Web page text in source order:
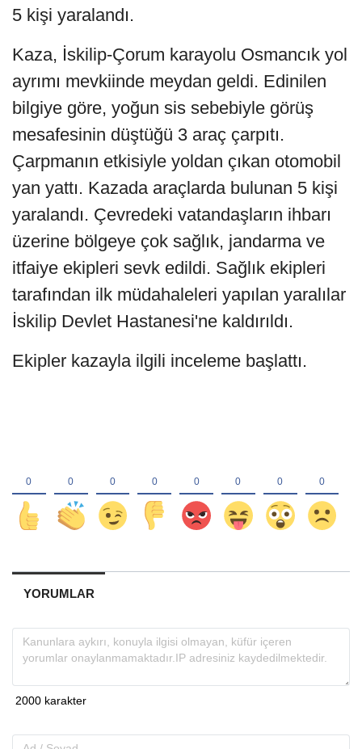
5 kişi yaralandı.
Kaza, İskilip-Çorum karayolu Osmancık yol
ayrımı mevkiinde meydan geldi. Edinilen
bilgiye göre, yoğun sis sebebiyle görüş
mesafesinin düştüğü 3 araç çarpıtı.
Çarpmanın etkisiyle yoldan çıkan otomobil
yan yattı. Kazada araçlarda bulunan 5 kişi
yaralandı. Çevredeki vatandaşların ihbarı
üzerine bölgeye çok sağlık, jandarma ve
itfaiye ekipleri sevk edildi. Sağlık ekipleri
tarafından ilk müdahaleleri yapılan yaralılar
İskilip Devlet Hastanesi'ne kaldırıldı.
Ekipler kazayla ilgili inceleme başlattı.
YORUMLAR